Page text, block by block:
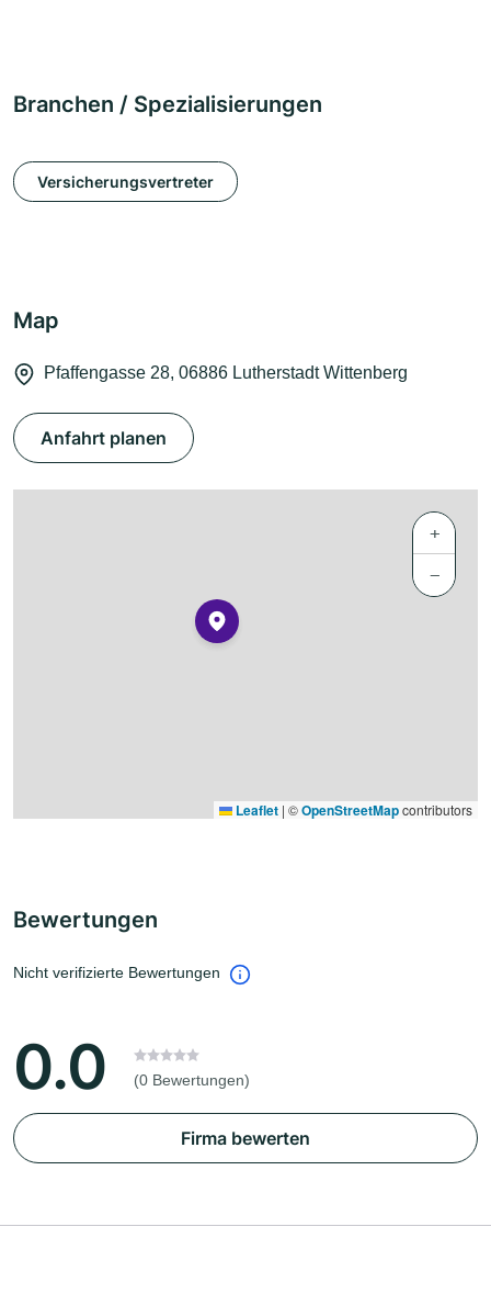
Branchen / Spezialisierungen
Versicherungsvertreter
Map
Pfaffengasse 28, 06886 Lutherstadt Wittenberg
Anfahrt planen
+
−
Leaflet | ©OpenStreetMapcontributors
Bewertungen
Nicht verifizierte Bewertungen
0.0 (0 Bewertungen)
Firma bewerten